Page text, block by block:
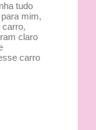
tudo
mim,
carro,
claro
carro